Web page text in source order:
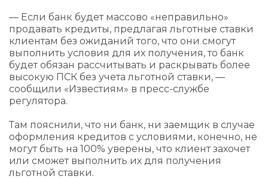
— Если банк будет массово «неправильно»
продавать кредиты, предлагая льготные ставки
клиентам без ожиданий того, что они смогут
выполнить условия для их получения, то банк
будет обязан рассчитывать и раскрывать более
высокую ПСК без учета льготной ставки, —
сообщили «Известиям» в пресс-службе
регулятора.
Там пояснили, что ни банк, ни заемщик в случае
оформления кредитов с условиями, конечно, не
могут быть на 100% уверены, что клиент захочет
или сможет выполнить их для получения
льготной ставки.